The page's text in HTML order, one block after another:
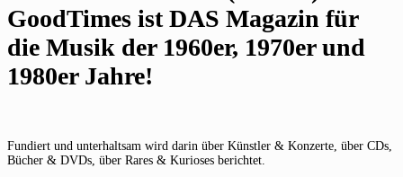
GoodTimes ist DAS Magazin für
die Musik der 1960er, 1970er und
1980er Jahre!
Fundiert und unterhaltsam wird darin über Künstler & Konzerte, über CDs,
Bücher & DVDs, über Rares & Kurioses berichtet.